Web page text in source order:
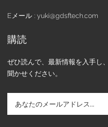
Eメール : yuki@gdsftech.com
購読
ぜひ読んで、最新情報を入手し
聞かせください。